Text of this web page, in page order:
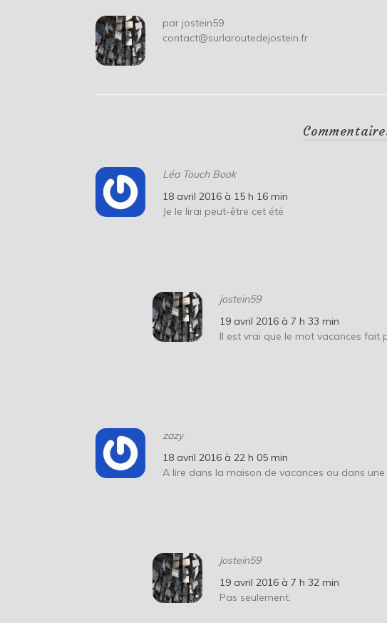
par jostein59
contact@surlaroutedejostein.fr
Léa Touch Book
18 avril 2016 à 15 h 16 min
Je le lirai peut-être cet été
jostein59
19 avril 2016 à 7 h 33 min
Il est vrai que le mot vacances fait
zazy
18 avril 2016 à 22 h 05 min
A lire dans la maison de vacances ou dans
jostein59
19 avril 2016 à 7 h 32 min
Pas seulement.